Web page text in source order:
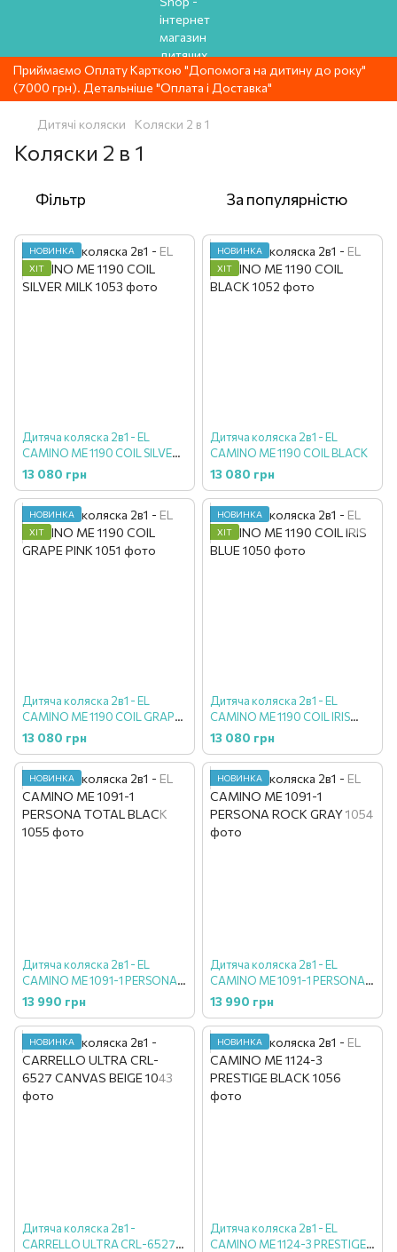
Приймаємо Оплату Карткою "Допомога на дитину до року"
(7000 грн). Детальніше "Оплата і Доставка"
Дитячі коляски Коляски 2 в 1
Коляски 2 в 1
Фільтр За популярністю
НОВИНКА
ХІТ
Дитяча коляска 2в1 - EL
CAMINO ME 1190 COIL SILVER
MILK
13 080 грн
НОВИНКА
ХІТ
Дитяча коляска 2в1 - EL
CAMINO ME 1190 COIL BLACK
13 080 грн
НОВИНКА
ХІТ
Дитяча коляска 2в1 - EL
CAMINO ME 1190 COIL GRAPE
PINK
13 080 грн
НОВИНКА
ХІТ
Дитяча коляска 2в1 - EL
CAMINO ME 1190 COIL IRIS
BLUE
13 080 грн
НОВИНКА
Дитяча коляска 2в1 - EL
CAMINO ME 1091-1 PERSONA
TOTAL BLACK
13 990 грн
НОВИНКА
Дитяча коляска 2в1 - EL
CAMINO ME 1091-1 PERSONA
ROCK GRAY
13 990 грн
НОВИНКА
Дитяча коляска 2в1 -
CARRELLO ULTRA CRL-6527
НОВИНКА
Дитяча коляска 2в1 - EL
CAMINO ME 1124-3 PRESTIGE